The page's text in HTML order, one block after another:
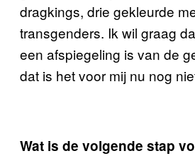
dragkings, drie gekleurde
transgenders. Ik wil graag
een afspiegeling is van de
dat is het voor mij nu nog
Wat is de volgende stap